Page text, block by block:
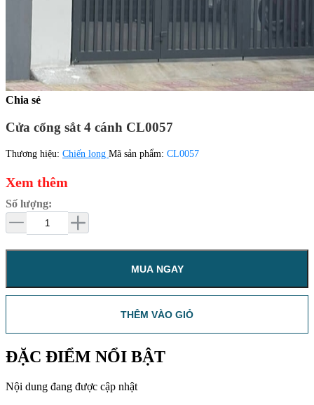
Chia sẻ
Cửa cổng sắt 4 cánh CL0057
Thương hiệu: Chiến long Mã sản phẩm: CL0057
Xem thêm
Số lượng:
MUA NGAY
THÊM VÀO GIỎ
ĐẶC ĐIỂM NỔI BẬT
Nội dung đang được cập nhật